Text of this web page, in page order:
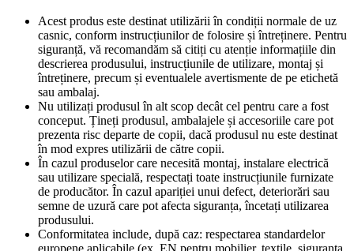
Acest produs este destinat utilizării în condiții normale de uz
casnic, conform instrucțiunilor de folosire și întreținere. Pentru
siguranță, vă recomandăm să citiți cu atenție informațiile din
descrierea produsului, instrucțiunile de utilizare, montaj și
întreținere, precum și eventualele avertismente de pe etichetă
sau ambalaj.
Nu utilizați produsul în alt scop decât cel pentru care a fost
conceput. Țineți produsul, ambalajele și accesoriile care pot
prezenta risc departe de copii, dacă produsul nu este destinat
în mod expres utilizării de către copii.
În cazul produselor care necesită montaj, instalare electrică
sau utilizare specială, respectați toate instrucțiunile furnizate
de producător. În cazul apariției unui defect, deteriorări sau
semne de uzură care pot afecta siguranța, încetați utilizarea
produsului.
Conformitatea include, după caz: respectarea standardelor
europene aplicabile (ex. EN pentru mobilier, textile, siguranța